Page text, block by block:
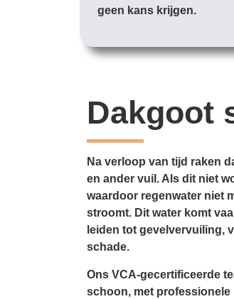
geen kans krijgen.
Dakgoot
Na verloop van tijd raken
en ander vuil. Als dit niet
waardoor regenwater niet
stroomt. Dit water komt
leiden tot gevelvervuiling,
schade.
Ons VCA-gecertificeerde
schoon, met professionele